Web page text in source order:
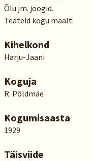
Õlu jm. joogid.
Teateid kogu maalt.
Kihelkond
Harju-Jaani
Koguja
R. Põldmäe
Kogumisaasta
1929
Täisviide